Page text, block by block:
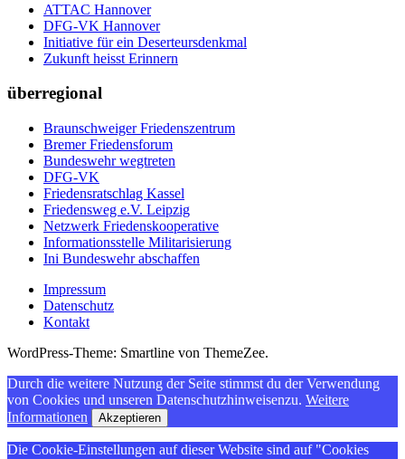
ATTAC Hannover
DFG-VK Hannover
Initiative für ein Deserteursdenkmal
Zukunft heisst Erinnern
überregional
Braunschweiger Friedenszentrum
Bremer Friedensforum
Bundeswehr wegtreten
DFG-VK
Friedensratschlag Kassel
Friedensweg e.V. Leipzig
Netzwerk Friedenskooperative
Informationsstelle Militarisierung
Ini Bundeswehr abschaffen
Impressum
Datenschutz
Kontakt
WordPress-Theme: Smartline von ThemeZee.
Durch die weitere Nutzung der Seite stimmst du der Verwendung
von Cookies und unseren Datenschutzhinweisenzu. Weitere
Informationen
Akzeptieren
Die Cookie-Einstellungen auf dieser Website sind auf "Cookies